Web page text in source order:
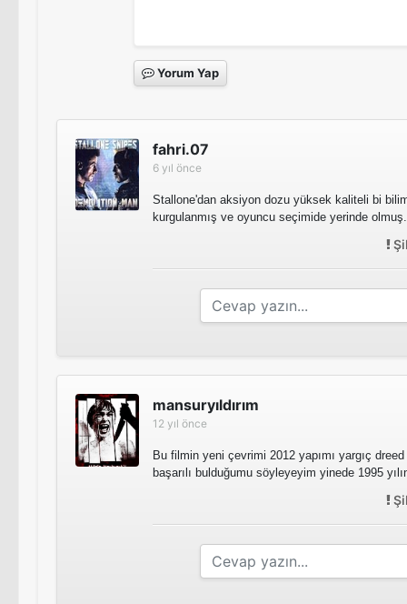
Yorum Yap
fahri.07
6 yıl önce
Stallone'dan aksiyon dozu yüksek kaliteli bi
kurgulanmış ve oyuncu seçimide yerinde
mansuryıldırım
12 yıl önce
Bu filmin yeni çevrimi 2012 yapımı yargıç
başarılı bulduğumu söyleyeyim yinede 1995